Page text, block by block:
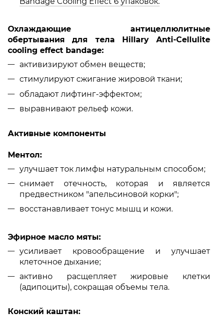
Охлаждающие антицеллюлитные
обертывания для тела Hillary Anti-Cellulite
cooling effect bandage:
активизируют обмен веществ;
стимулируют сжигание жировой ткани;
обладают лифтинг-эффектом;
выравнивают рельеф кожи.
Активные компоненты
Ментол:
улучшает ток лимфы натуральным способом;
снимает отечность, которая и является
предвестником "апельсиновой корки";
восстанавливает тонус мышц и кожи.
Эфирное масло мяты:
усиливает кровообращение и улучшает
клеточное дыхание;
активно расщепляет жировые клетки
(адипоциты), сокращая объемы тела.
Конский каштан: